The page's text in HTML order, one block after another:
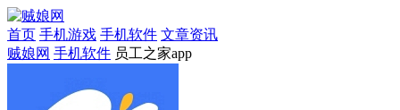
首页 手机游戏 手机软件 文章资讯
贼娘网 手机软件 员工之家app